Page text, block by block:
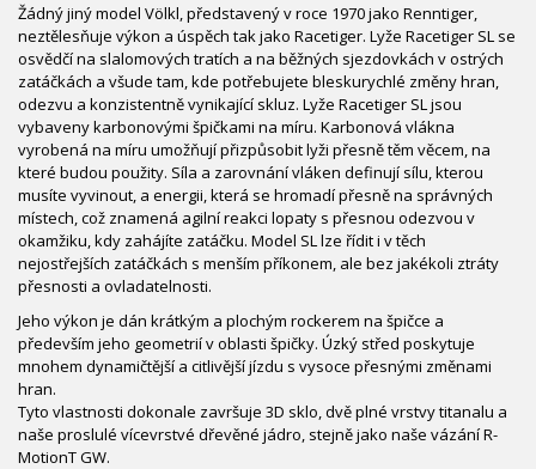
Žádný jiný model Völkl, představený v roce 1970 jako Renntiger,
neztělesňuje výkon a úspěch tak jako Racetiger. Lyže Racetiger SL se
osvědčí na slalomových tratích a na běžných sjezdovkách v ostrých
zatáčkách a všude tam, kde potřebujete bleskurychlé změny hran,
odezvu a konzistentně vynikající skluz. Lyže Racetiger SL jsou
vybaveny karbonovými špičkami na míru. Karbonová vlákna
vyrobená na míru umožňují přizpůsobit lyži přesně těm věcem, na
které budou použity. Síla a zarovnání vláken definují sílu, kterou
musíte vyvinout, a energii, která se hromadí přesně na správných
místech, což znamená agilní reakci lopaty s přesnou odezvou v
okamžiku, kdy zahájíte zatáčku. Model SL lze řídit i v těch
nejostřejších zatáčkách s menším příkonem, ale bez jakékoli ztráty
přesnosti a ovladatelnosti.
Jeho výkon je dán krátkým a plochým rockerem na špičce a
především jeho geometrií v oblasti špičky. Úzký střed poskytuje
mnohem dynamičtější a citlivější jízdu s vysoce přesnými změnami
hran.
Tyto vlastnosti dokonale završuje 3D sklo, dvě plné vrstvy titanalu a
naše proslulé vícevrstvé dřevěné jádro, stejně jako naše vázání R-
MotionT GW.